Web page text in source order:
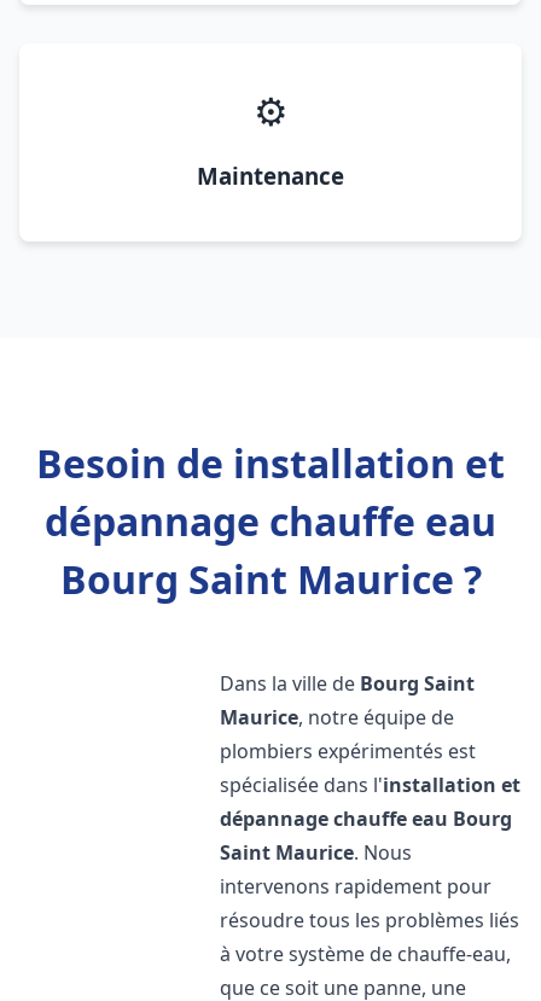
⚙️
Maintenance
Besoin de installation et
dépannage chauffe eau
Bourg Saint Maurice ?
Dans la ville de Bourg Saint
Maurice, notre équipe de
plombiers expérimentés est
spécialisée dans l'installation et
dépannage chauffe eau Bourg
Saint Maurice. Nous
intervenons rapidement pour
résoudre tous les problèmes liés
à votre système de chauffe-eau,
que ce soit une panne, une